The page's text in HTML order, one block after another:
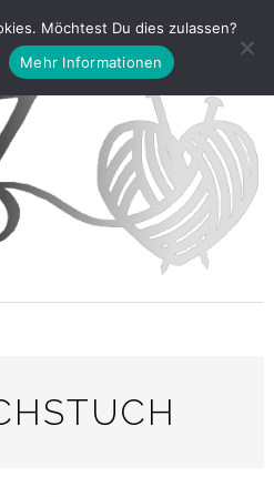
Möchtest Du dies zulassen?
Mehr Informationen